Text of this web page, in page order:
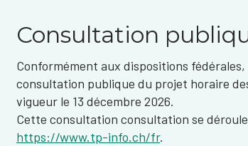
Consultation
Conformément aux dispositions
consultation publique du projet horaire
vigueur le 13 décembre 2026.
Cette consultation consultation se
https://www.tp-info.ch/fr.